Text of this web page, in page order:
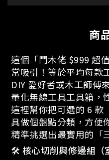
商
這個「鬥木佬 $999 超
常吸引！等於平均每款
DIY 愛好者或木工師傅
量化無線工具工具箱，
這裡幫你把可選的 6 款
具做個盤點分類，方便
精準挑選出最實用的「
🛠️ 核心切削與修邊組（